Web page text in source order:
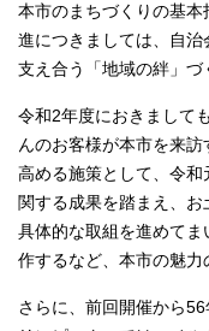
本市のまちづくりの基
進につきましては、自
支え合う「地域の絆」づ
令和2年度におきまして
んのお客様が本市を来
高める施策として、令
関する成果を踏まえ、
具体的な取組を進めてま
作するなど、本市の魅力
さらに、前回開催から